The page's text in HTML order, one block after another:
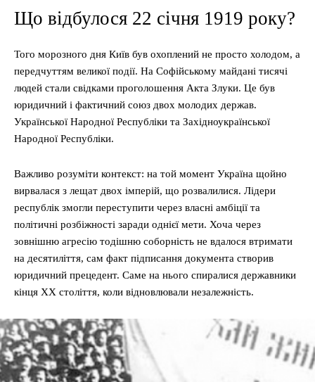
Що відбулося 22 січня 1919 року?
Того морозного дня Київ був охоплений не просто холодом, а
передчуттям великої події. На Софійському майдані тисячі
людей стали свідками проголошення Акта Злуки. Це був
юридичний і фактичний союз двох молодих держав.
Української Народної Республіки та Західноукраїнської
Народної Республіки.
Важливо розуміти контекст: на той момент Україна щойно
вирвалася з лещат двох імперій, що розвалилися. Лідери
республік змогли переступити через власні амбіції та
політичні розбіжності заради однієї мети. Хоча через
зовнішню агресію тодішню соборність не вдалося втримати
на десятиліття, сам факт підписання документа створив
юридичний прецедент. Саме на нього спиралися державники
кінця XX століття, коли відновлювали незалежність.